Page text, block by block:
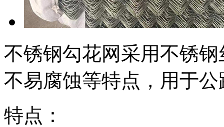
不锈钢勾花网采用不锈
不易腐蚀等特点，用于
特点：